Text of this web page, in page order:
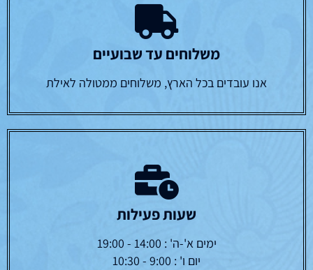
משלוחים עד שבועיים
אנו עובדים בכל הארץ, משלוחים ממטולה לאילת
שעות פעילות
ימים א'-ה' : 14:00 - 19:00
יום ו' : 9:00 - 10:30